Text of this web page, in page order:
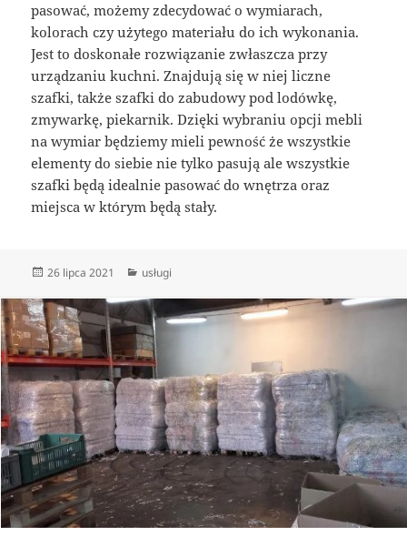
pasować, możemy zdecydować o wymiarach,
kolorach czy użytego materiału do ich wykonania.
Jest to doskonałe rozwiązanie zwłaszcza przy
urządzaniu kuchni. Znajdują się w niej liczne
szafki, także szafki do zabudowy pod lodówkę,
zmywarkę, piekarnik. Dzięki wybraniu opcji mebli
na wymiar będziemy mieli pewność że wszystkie
elementy do siebie nie tylko pasują ale wszystkie
szafki będą idealnie pasować do wnętrza oraz
miejsca w którym będą stały.
Data
26 lipca 2021 Kategorie
usługi